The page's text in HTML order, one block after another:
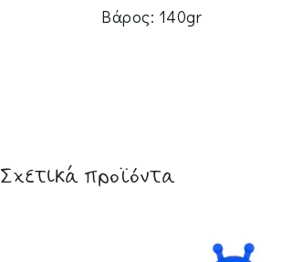
Βάρος: 140gr
Σχετικά προϊόντα